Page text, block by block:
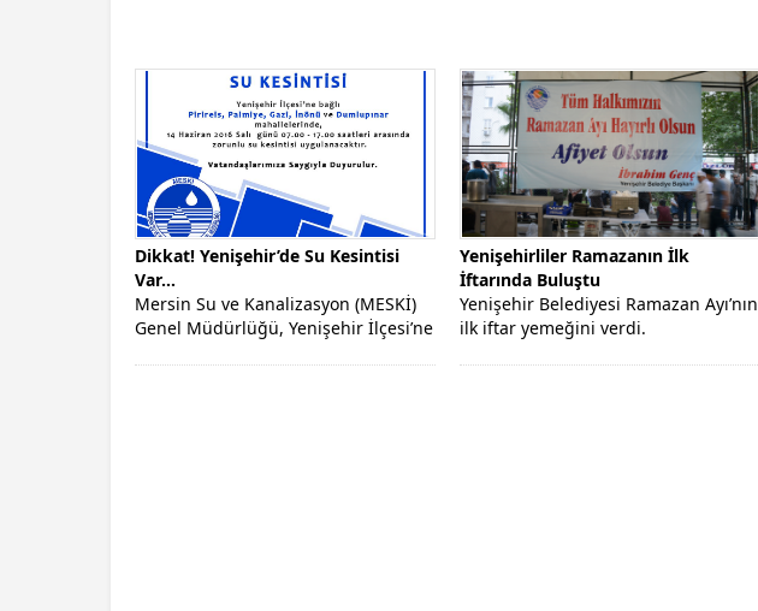
Dikkat! Yenişehir’de Su Kesintisi
Var…
Mersin Su ve Kanalizasyon (MESKİ)
Genel Müdürlüğü, Yenişehir İlçesi’ne
Yenişehirliler Ramazanın İlk
İftarında Buluştu
Yenişehir Belediyesi Ramazan Ayı’nın
ilk iftar yemeğini verdi.